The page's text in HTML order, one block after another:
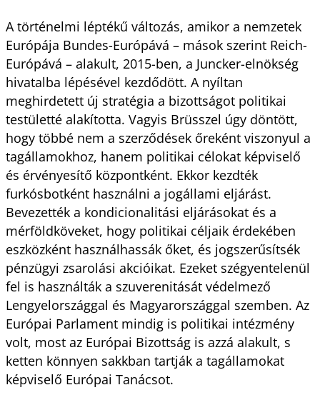
A történelmi léptékű változás, amikor a nemzetek
Európája Bundes-Európává – mások szerint Reich-
Európává – alakult, 2015-ben, a Juncker-elnökség
hivatalba lépésével kezdődött. A nyíltan
meghirdetett új stratégia a bizottságot politikai
testületté alakította. Vagyis Brüsszel úgy döntött,
hogy többé nem a szerződések őreként viszonyul a
tagállamokhoz, hanem politikai célokat képviselő
és érvényesítő központként. Ekkor kezdték
furkósbotként használni a jogállami eljárást.
Bevezették a kondicionalitási eljárásokat és a
mérföldköveket, hogy politikai céljaik érdekében
eszközként használhassák őket, és jogszerűsítsék
pénzügyi zsarolási akcióikat. Ezeket szégyentelenül
fel is használták a szuverenitását védelmező
Lengyelországgal és Magyarországgal szemben. Az
Európai Parlament mindig is politikai intézmény
volt, most az Európai Bizottság is azzá alakult, s
ketten könnyen sakkban tartják a tagállamokat
képviselő Európai Tanácsot.